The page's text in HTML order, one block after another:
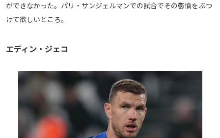
ができなかった。パリ・サンジェルマンでの試合でその鬱憤をぶつ
けて欲しいところ。
エディン・ジェコ